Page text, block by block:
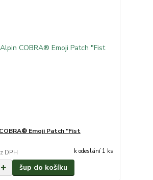
Emoji Patch "Fist
DPH k odeslání 1 ks
šup do košíku